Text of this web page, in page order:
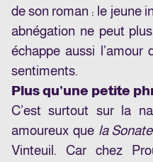
de son roman : le jeune
abnégation ne peut
échappe aussi
sentiments.
Plus qu’une petite
C’est surtout sur la
amoureux que la
Vinteuil. Car chez